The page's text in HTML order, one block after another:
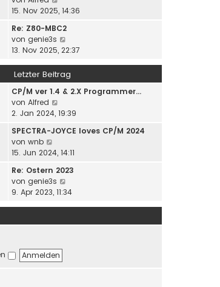
t
r
a
g
r
e
i
t
r
a
g
e
e
s
t
e
r
B
e
i
t
r
g
15. Nov 2025, 14:36
Re: Z80-MBC2
von genie3s
e
e
s
t
r
B
e
i
t
r
g
13. Nov 2025, 22:37
Letzter Beitrag
CP/M ver 1.4 & 2.X Programmer…
von Alfred
e
e
e
r
B
g
2. Jan 2024, 19:39
SPECTRA-JOYCE loves CP/M 2024
von wnb
e
e
s
t
e
i
t
15. Jun 2024, 14:11
Re: Ostern 2023
von genie3s
e
s
9. Apr 2023, 11:34